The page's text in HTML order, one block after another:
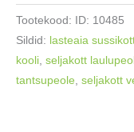
Tootekood: ID: 10485
Sildid: lasteaia
kooli seljakott
tantsupeole seljakott